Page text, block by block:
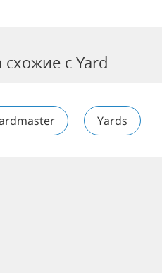
схожие с Yard
Yards